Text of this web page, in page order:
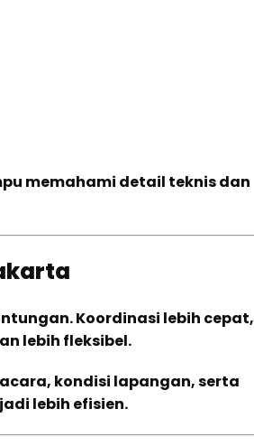
memahami detail teknis dan
Koordinasi lebih cepat,
lebih fleksibel.
kondisi lapangan, serta
lebih efisien.